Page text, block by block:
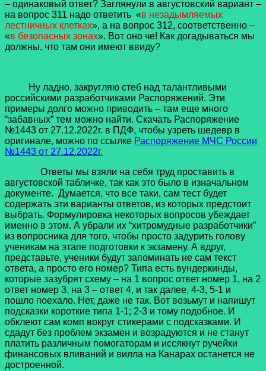
– одинаковый ответ? Заглянули в августовский вариант –
на вопрос 311 надо ответить «в незадымляемых
лестничных клетках», а на вопрос 312, соответственно –
«в безопасных зонах». Вот оно че! Как догадываться мы
должны, что там они имеют ввиду?
Ну ладно, закругляю стеб над талантливыми
российскими разработчиками Распоряжений. Эти
примеры долго можно приводить – там еще много
“забавных” тем можно найти. Скачать Распоряжение
№1443 от 27.12.2022г. в ПДФ, чтобы узреть шедевр в
оригинале, можно по ссылке Распоряжение МЧС России
№1443 от 27.12.2022г.
Ответы мы взяли на себя труд проставить в
августовской табличке, так как это было в изначальном
документе. Думается, что все таки, сам тест будет
содержать эти варианты ответов, из которых предстоит
выбрать. Формулировка некоторых вопросов убеждает
именно в этом. А убрали их “хитромудные разработчики”
из вопросника для того, чтобы просто задурить голову
ученикам на этапе подготовки к экзамену. А вдруг,
представьте, ученики будут запоминать не сам текст
ответа, а просто его номер? Типа есть вундеркинды,
которые зазубрят схему – на 1 вопрос ответ номер 1, на 2
ответ номер 3, на 3 – ответ 4, и так далее, 4-3, 5-1 и
пошло поехало. Нет, даже не так. Вот возьмут и напишут
подсказки короткие типа 1-1; 2-3 и тому подобное. И
обклеют сам комп вокруг стикерами с подсказками. И
сдадут без проблем экзамен и возрадуются и не станут
платить различным помогаторам и иссякнут ручейки
финансовых вливаний и вилла на Канарах останется не
достроенной.